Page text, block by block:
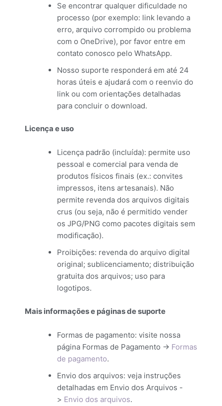
Se encontrar qualquer dificuldade no
processo (por exemplo: link levando a
erro, arquivo corrompido ou problema
com o OneDrive), por favor entre em
contato conosco pelo WhatsApp.
Nosso suporte responderá em até 24
horas úteis e ajudará com o reenvio do
link ou com orientações detalhadas
para concluir o download.
Licença e uso
Licença padrão (incluída): permite uso
pessoal e comercial para venda de
produtos físicos finais (ex.: convites
impressos, itens artesanais). Não
permite revenda dos arquivos digitais
crus (ou seja, não é permitido vender
os JPG/PNG como pacotes digitais sem
modificação).
Proibições: revenda do arquivo digital
original; sublicenciamento; distribuição
gratuita dos arquivos; uso para
logotipos.
Mais informações e páginas de suporte
Formas de pagamento: visite nossa
página Formas de Pagamento -> Formas
de pagamento.
Envio dos arquivos: veja instruções
detalhadas em Envio dos Arquivos -
> Envio dos arquivos.